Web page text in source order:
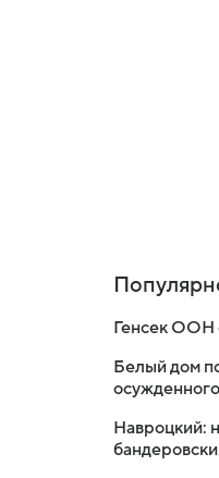
Генсек ООН
Белый дом
Навроцкий: